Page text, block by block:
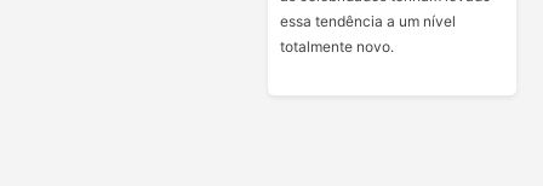
essa tendência a um nível
totalmente novo.